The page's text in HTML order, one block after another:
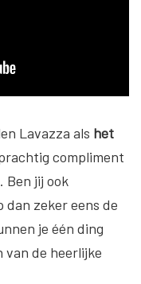
Lavazza als het
compliment
Ben jij ook
dan zeker eens de
je één ding
de heerlijke